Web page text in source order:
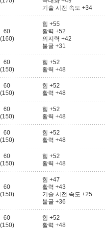
기술 시전 속도 +34
60
(160)
힘 +55
활력 +52
의지력 +42
불굴 +31
60
(150)
힘 +52
활력 +48
60
(150)
힘 +52
활력 +48
60
(150)
힘 +52
활력 +48
60
(150)
힘 +52
활력 +48
60
(150)
힘 +52
활력 +48
60
(150)
힘 +47
활력 +43
기술 시전 속도 +25
불굴 +36
60
(150)
힘 +52
활력 +48